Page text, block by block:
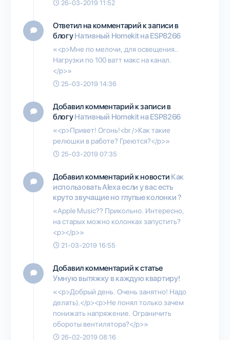
26-03-2019 11:52
Ответил на комментарий к записи в
блогуНативный Homekit на ESP8266
«<p>Мне по мелочи, для освещения..
Нагрузки по 100 ватт макс на канал.
</p>»
25-03-2019 14:36
Добавил комментарий к записи в
блогуНативный Homekit на ESP8266
«<p>Привет! Огонь!<br />Как такие
релюшки в работе? Греются?</p>»
25-03-2019 07:35
Добавил комментарий к новости Как
использовать Alexa если у вас есть
круто звучащие но глупые колонки ?
«Apple Music?? Прикольно. Интересно,
на старых можно колонках запустить?
<p></p>»
21-03-2019 16:55
Добавил комментарий к статье
Умную вытяжку в каждую квартиру!
«<p>Добрый день. Очень занятно! Надо
делать).</p><p>Не понял только зачем
понижать напряжение. Ограничить
обороты вентилятора?</p>»
26-02-2019 08:16